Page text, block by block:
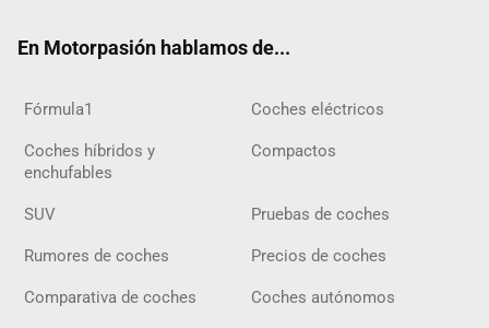
En Motorpasión hablamos de...
Fórmula1 Coches eléctricos
Coches híbridos y
enchufables
Compactos
SUV Pruebas de coches
Rumores de coches Precios de coches
Comparativa de coches Coches autónomos